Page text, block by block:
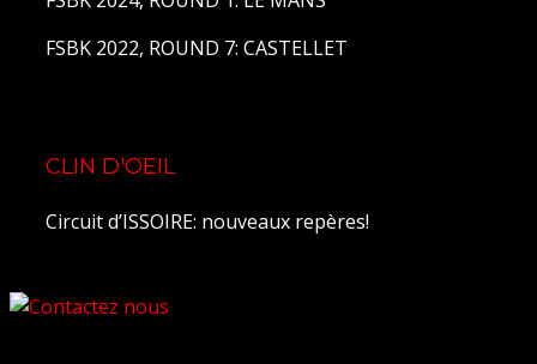
FSBK 2022, ROUND 7: CASTELLET
CLIN D'OEIL
Circuit d’ISSOIRE: nouveaux repères!